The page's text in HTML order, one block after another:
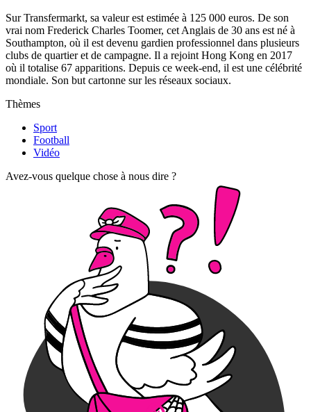
Sur Transfermarkt, sa valeur est estimée à 125 000 euros. De son
vrai nom Frederick Charles Toomer, cet Anglais de 30 ans est né à
Southampton, où il est devenu gardien professionnel dans plusieurs
clubs de quartier et de campagne. Il a rejoint Hong Kong en 2017
où il totalise 67 apparitions. Depuis ce week-end, il est une célébrité
mondiale. Son but cartonne sur les réseaux sociaux.
Thèmes
Sport
Football
Vidéo
Avez-vous quelque chose à nous dire ?